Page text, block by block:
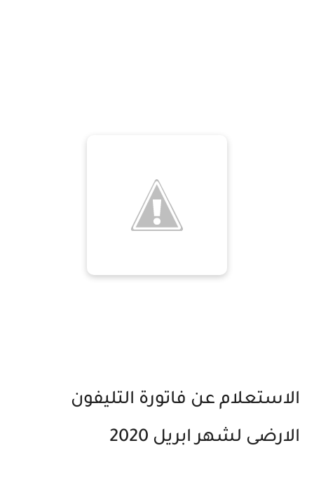
الاستعلام عن فاتورة التليفون
الارضى لشهر ابريل 2020